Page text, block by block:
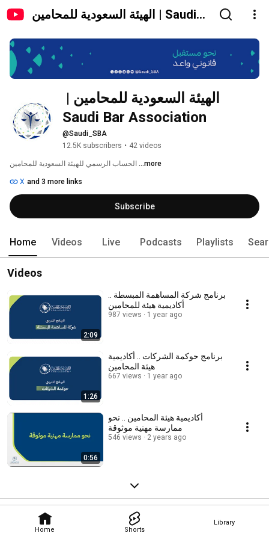
الهيئة السعودية للمحامين | Saudi
Home Shorts
Library
Saudi Bar Association
@Saudi_SBA
12.5K subscribers • 42 videos
...more
X and 3 more links
Subscribe
Home Videos Live Podcasts Playlists
Videos
2:09
برنامج شركة المساهمة المبسطة ..
أكاديمية هيئة للمحامين
987 views 1 year ago
1:26
برنامج حوكمة الشركات .. أكاديمية
هيئة المحامين
667 views 1 year ago
0:56
أكاديمية هيئة المحامين .. نحو
ممارسة مهنية موثوقة
546 views 2 years ago